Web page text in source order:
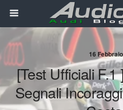
16
[Test Ufficiali
Segnali